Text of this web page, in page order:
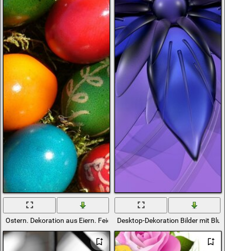
Ostern. Dekoration aus Eiern. FeiertagDesktop-Dekoration Bilder mit